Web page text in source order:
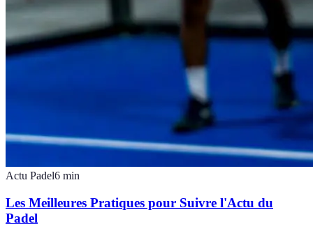
Actu Padel6 min
Les Meilleures Pratiques pour Suivre l'Actu du
Padel